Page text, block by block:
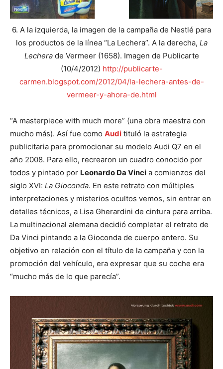
6. A la izquierda, la imagen de la campaña de Nestlé para
los productos de la línea “La Lechera”. A la derecha, La
Lecherade Vermeer (1658). Imagen de Publicarte
(10/4/2012) http://publicarte-
carmen.blogspot.com/2012/04/la-lechera-antes-de-
vermeer-y-ahora-de.html
“A masterpiece with much more” (una obra maestra con
mucho más). Así fue como Audi tituló la estrategia
publicitaria para promocionar su modelo Audi Q7 en el
año 2008. Para ello, recrearon un cuadro conocido por
todos y pintado por Leonardo Da Vinci a comienzos del
siglo XVI: La Gioconda. En este retrato con múltiples
interpretaciones y misterios ocultos vemos, sin entrar en
detalles técnicos, a Lisa Gherardini de cintura para arriba.
La multinacional alemana decidió completar el retrato de
Da Vinci pintando a la Gioconda de cuerpo entero. Su
objetivo en relación con el título de la campaña y con la
promoción del vehículo, era expresar que su coche era
“mucho más de lo que parecía”.